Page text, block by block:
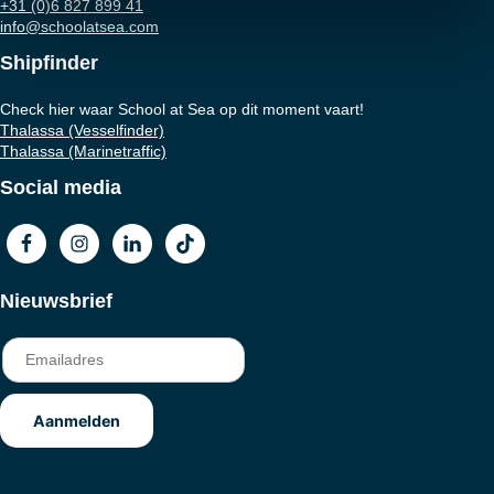
+31 (0)6 827 899 41
info@schoolatsea.com
Shipfinder
Check hier waar School at Sea op dit moment vaart!
Thalassa (Vesselfinder)
Thalassa (Marinetraffic)
Social media
Nieuwsbrief